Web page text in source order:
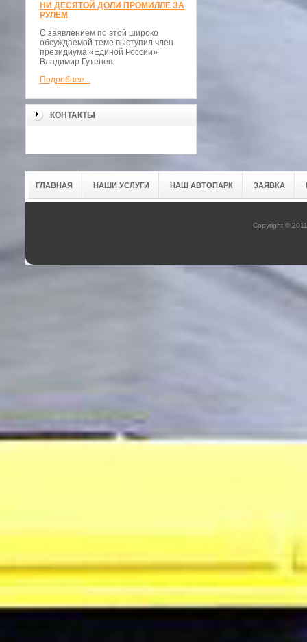
НИ ДЕСЯТОЙ ДОЛИ ПРОМИЛЛЕ ЗА
РУЛЕМ
С заявлением по этой широко
обсуждаемой теме выступил член
президиума «Единой России»
Владимир Гутенев.
Подробнее...
КОНТАКТЫ
ГЛАВНАЯ НАШИ УСЛУГИ НАШ АВТОПАРК ЗАЯВКА
Copyright ©